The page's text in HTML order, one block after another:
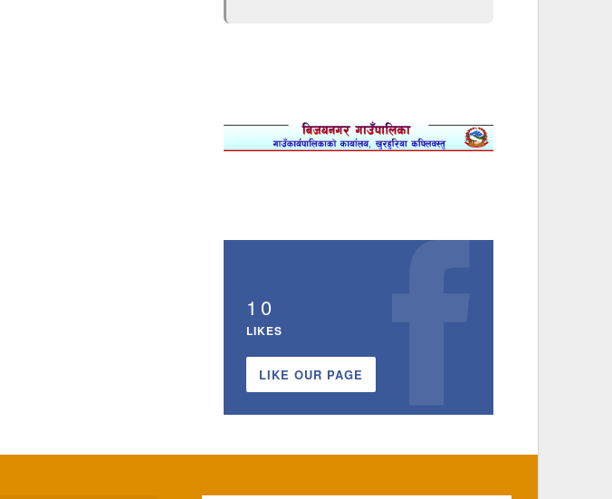
10
LIKES
LIKE OUR PAGE